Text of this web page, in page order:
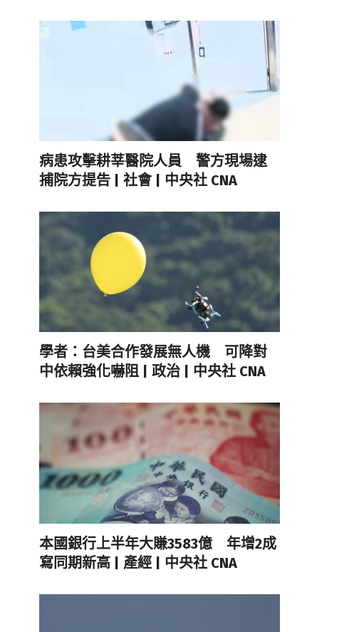
病患攻擊耕莘醫院人員 警方現場逮
捕院方提告 | 社會 | 中央社 CNA
學者：台美合作發展無人機 可降對
中依賴強化嚇阻 | 政治 | 中央社 CNA
本國銀行上半年大賺3583億 年增2成
寫同期新高 | 產經 | 中央社 CNA